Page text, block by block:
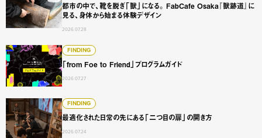
都市の中で、靴を脱ぎ「獣」になる。 FabCafe Osaka『獣跡道』に
見る、身体から始まる体験デザイン
2026.07.28
FINDING
「from Foe to Friend」プログラムガイド
2026.07.27
「from Foe to Friend」プログラムガイド
FINDING
最適化された日常の先にある「二つ目の扉」の開き方
2026.07.24
最適化された日常の先にある「二つ目の扉」の開き方